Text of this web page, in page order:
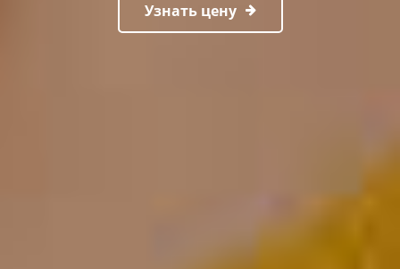
Узнать цену